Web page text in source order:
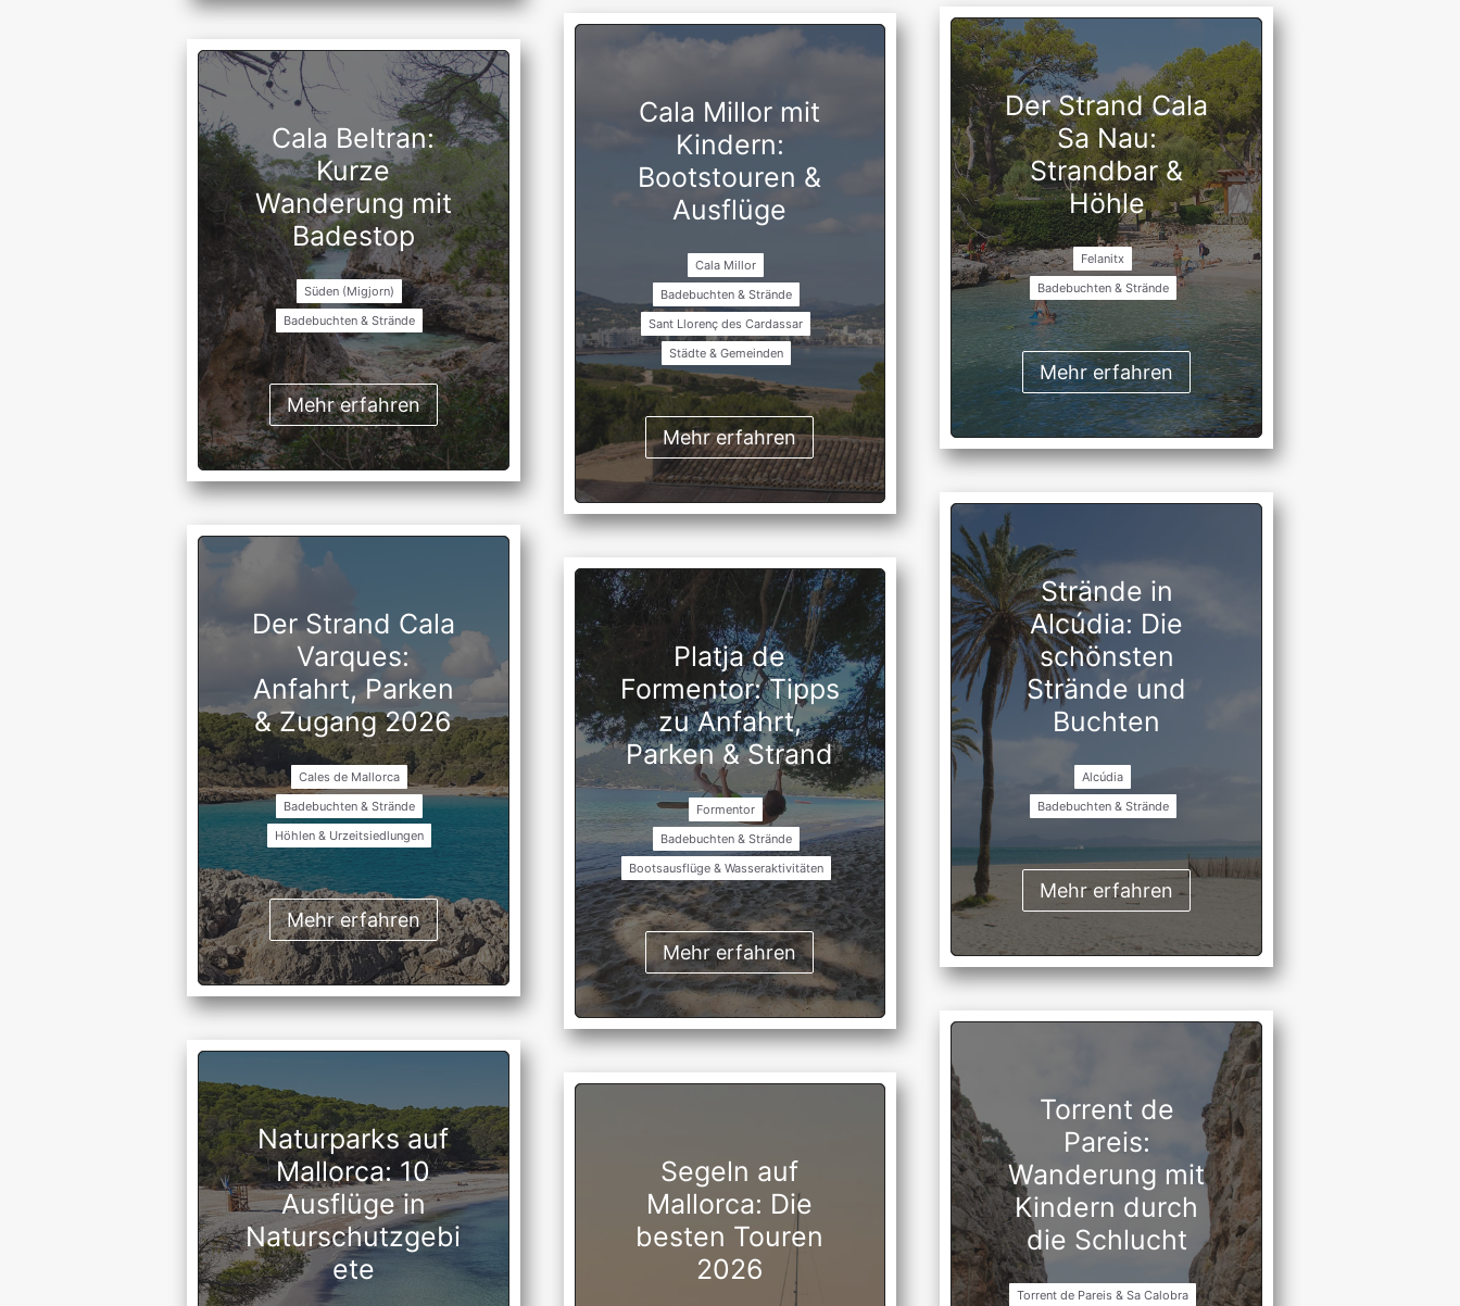
Der Strand Cala
Sa Nau:
Strandbar &
Höhle
Felanitx
Badebuchten & Strände
Mehr erfahren
Cala Millor mit
Kindern:
Bootstouren &
Ausflüge
Cala Millor
Badebuchten & Strände
Sant Llorenç des Cardassar
Städte & Gemeinden
Mehr erfahren
Cala Beltran:
Kurze
Wanderung mit
Badestop
Süden (Migjorn)
Badebuchten & Strände
Mehr erfahren
Strände in
Alcúdia: Die
schönsten
Strände und
Buchten
Alcúdia
Badebuchten & Strände
Mehr erfahren
Der Strand Cala
Varques:
Anfahrt, Parken
& Zugang 2026
Cales de Mallorca
Badebuchten & Strände
Höhlen & Urzeitsiedlungen
Mehr erfahren
Platja de
Formentor: Tipps
zu Anfahrt,
Parken & Strand
Formentor
Badebuchten & Strände
Bootsausflüge & Wasseraktivitäten
Mehr erfahren
Torrent de
Pareis:
Wanderung mit
Kindern durch
die Schlucht
Torrent de Pareis & Sa Calobra
Naturparks auf
Mallorca: 10
Ausflüge in
Naturschutzgebi
ete
Segeln auf
Mallorca: Die
besten Touren
2026